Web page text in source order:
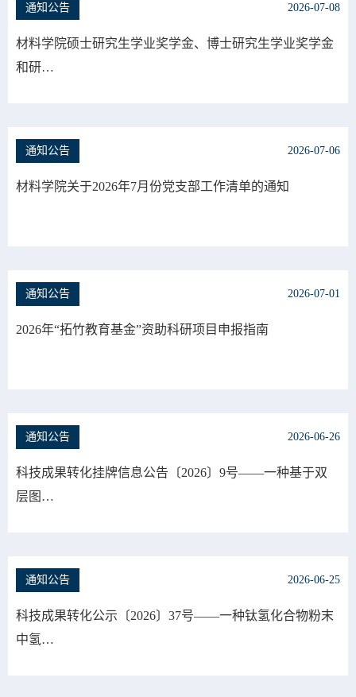
通知公告 2026-07-08
材料学院硕士研究生学业奖学金、博士研究生学业奖学金
和研…
通知公告 2026-07-06
材料学院关于2026年7月份党支部工作清单的通知
通知公告 2026-07-01
2026年“拓竹教育基金”资助科研项目申报指南
通知公告 2026-06-26
科技成果转化挂牌信息公告〔2026〕9号——一种基于双
层图…
通知公告 2026-06-25
科技成果转化公示〔2026〕37号——一种钛氢化合物粉末
中氢…